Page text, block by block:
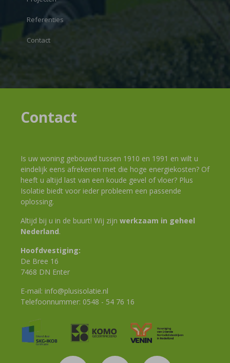
Referenties
Contact
Contact
Is uw woning gebouwd tussen 1910 en 1991 en wilt u
eindelijk eens afrekenen met die hoge energiekosten? Of
heeft u altijd last van een koude gevel of vloer? Plus
Isolatie biedt voor ieder probleem een passende
oplossing.
Altijd bij u in de buurt! Wij zijn werkzaam in geheel
Nederland.
Hoofdvestiging:
De Bree 16
7468 DN Enter
E-mail: info@plusisolatie.nl
Telefoonnummer: 0548 - 54 76 16